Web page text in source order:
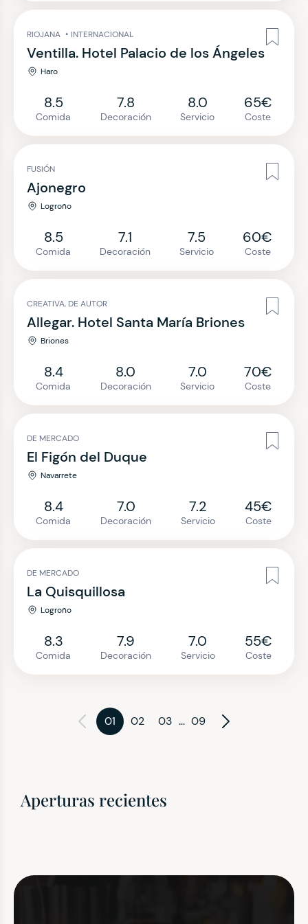
RIOJANA • INTERNACIONAL
Ventilla. Hotel Palacio de los Ángeles
Haro
8.5
Comida
7.8
Decoración
8.0
Servicio
65€
Coste
FUSIÓN
Ajonegro
Logroño
8.5
Comida
7.1
Decoración
7.5
Servicio
60€
Coste
CREATIVA, DE AUTOR
Allegar. Hotel Santa María Briones
Briones
8.4
Comida
8.0
Decoración
7.0
Servicio
70€
Coste
DE MERCADO
El Figón del Duque
Navarrete
8.4
Comida
7.0
Decoración
7.2
Servicio
45€
Coste
DE MERCADO
La Quisquillosa
Logroño
8.3
Comida
7.9
Decoración
7.0
Servicio
55€
Coste
01 02 03 ... 09
Aperturas recientes